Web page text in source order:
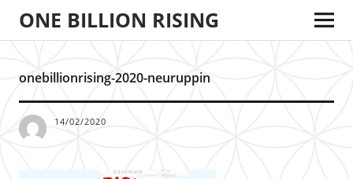
ONE BILLION RISING
onebillionrising-2020-neuruppin
14/02/2020